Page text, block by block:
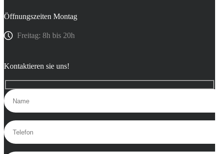
Öffnungszeiten Montag
Freitag: 8h bis 20h
Kontaktieren sie uns!